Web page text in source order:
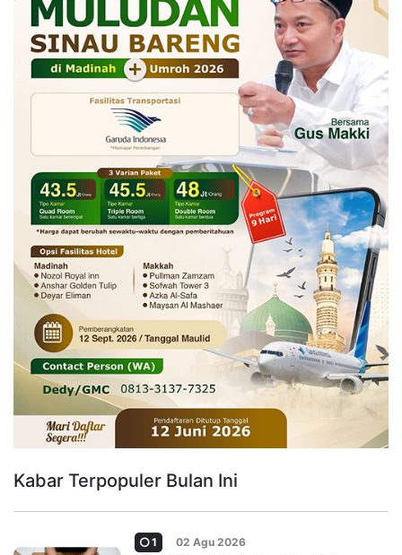
Kabar Terpopuler Bulan Ini
1 02 Agu 2026